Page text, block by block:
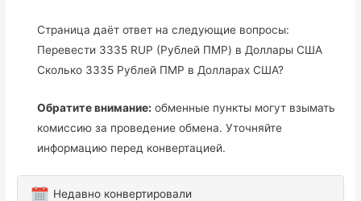
Страница даёт ответ на следующие вопросы:
Перевести 3335 RUP (Рублей ПМР) в Доллары США
Сколько 3335 Рублей ПМР в Долларах США?
Обратите внимание: обменные пункты могут взымать
комиссию за проведение обмена. Уточняйте
информацию перед конвертацией.
Недавно конвертировали